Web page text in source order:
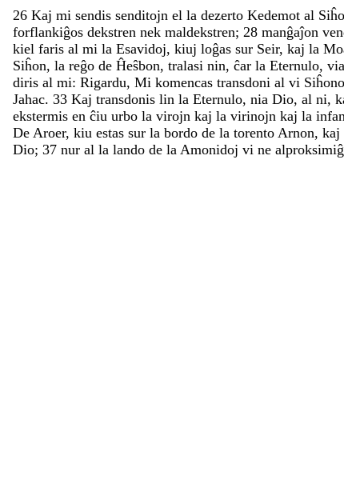
26 Kaj mi sendis senditojn el la dezerto Kedemot al
forflankiĝos dekstren nek maldekstren; 28 manĝaĵon
kiel faris al mi la Esavidoj, kiuj loĝas sur Seir, kaj la
Siĥon, la reĝo de Ĥeŝbon, tralasi nin, ĉar la Eternulo, via
diris al mi: Rigardu, Mi komencas transdoni al vi
Jahac. 33 Kaj transdonis lin la Eternulo, nia Dio, al ni,
ekstermis en ĉiu urbo la virojn kaj la virinojn kaj la
De Aroer, kiu estas sur la bordo de la torento Arnon, kaj
Dio; 37 nur al la lando de la Amonidoj vi ne